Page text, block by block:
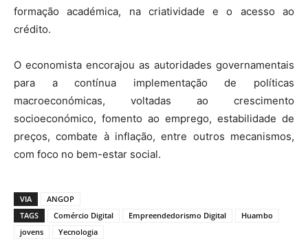
formação académica, na criatividade e o acesso ao
crédito.
O economista encorajou as autoridades governamentais
para a contínua implementação de políticas
macroeconómicas, voltadas ao crescimento
socioeconómico, fomento ao emprego, estabilidade de
preços, combate à inflação, entre outros mecanismos,
com foco no bem-estar social.
VIA
ANGOP
TAGS
Comércio Digital Empreendedorismo Digital
Huambo
jovens
Yecnologia